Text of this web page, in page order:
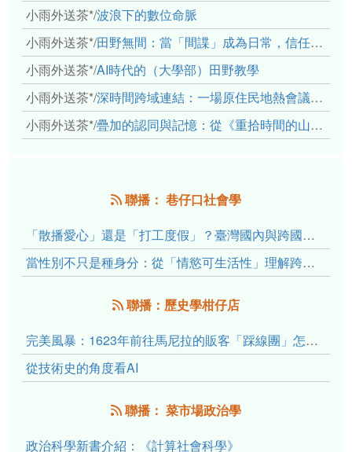
小雨外送茶*/波浪下的數位命脈
小雨外送茶*/田野無間：當「間諜」成為日常，信任角力下的情感伏流
小雨外送茶*/AI時代的（大學部）田野教學
小雨外送茶*/深時間跨域連結：一場原住民地熱會議的初步觀察
小雨外送茶*/疊加的認同與記憶：從《重拾時間的山語》探討「我們的」立場性(positionality)
聯播： 巷仔口社會學
「散播愛心」還是「打工度假」？臺灣國內與跨國捐卵的利他修辭、金錢動機與身體代價
當性別不只是種身分：從「情慾可生活性」理解跨性別者的身體、慾望與認同探索
聯播：歷史學柑仔店
完美風暴：1623年前往馬尼拉的販客「踩線團」怎麼會困死於澎湖?
從技術史的角度看AI
聯播： 菜市場政治學
政治科學新書介紹：《計算社會科學》